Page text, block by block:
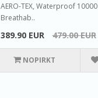
AERO-TEX, Waterproof 10000
Breathab..
389.90 EUR 479.00 EUR
NOPIRKT